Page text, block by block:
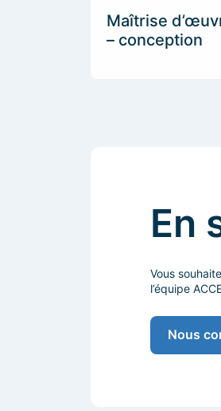
Maîtrise
– conception
En
Vous
l’équipe
Nous